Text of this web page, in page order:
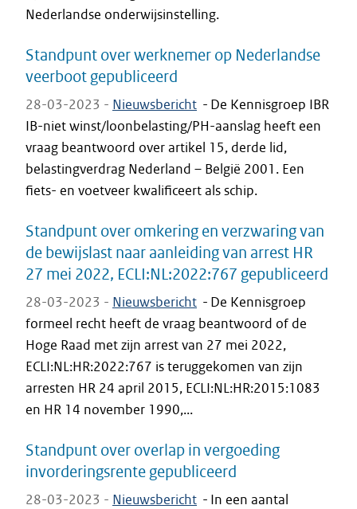
Nederlandse onderwijsinstelling.
Standpunt over werknemer op Nederlandse
veerboot gepubliceerd
28-03-2023 - Nieuwsbericht - De Kennisgroep IBR
IB-niet winst/loonbelasting/PH-aanslag heeft een
vraag beantwoord over artikel 15, derde lid,
belastingverdrag Nederland – België 2001. Een
fiets- en voetveer kwalificeert als schip.
Standpunt over omkering en verzwaring van
de bewijslast naar aanleiding van arrest HR
27 mei 2022, ECLI:NL:2022:767 gepubliceerd
28-03-2023 - Nieuwsbericht - De Kennisgroep
formeel recht heeft de vraag beantwoord of de
Hoge Raad met zijn arrest van 27 mei 2022,
ECLI:NL:HR:2022:767 is teruggekomen van zijn
arresten HR 24 april 2015, ECLI:NL:HR:2015:1083
en HR 14 november 1990,...
Standpunt over overlap in vergoeding
invorderingsrente gepubliceerd
28-03-2023 - Nieuwsbericht - In een aantal